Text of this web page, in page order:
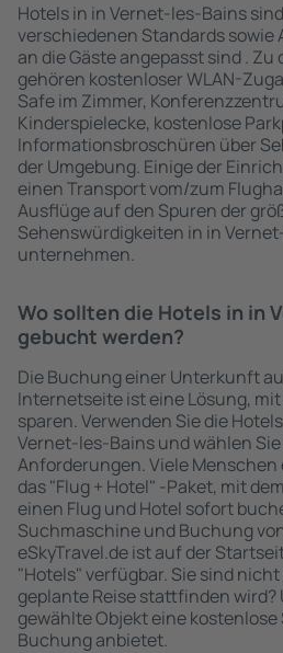
Hotels in in Vernet-les-Bains
verschiedenen Standards
an die Gäste angepasst sind .
gehören kostenloser WLAN-
Safe im Zimmer,
Kinderspielecke, kostenlose
Informationsbroschüren über
der Umgebung. Einige der
einen Transport vom/zum
Ausflüge auf den Spuren der
Sehenswürdigkeiten in in
unternehmen.
Wo sollten die Hotels in in
gebucht werden?
Die Buchung einer Unterkunft
Internetseite ist eine Lösung,
sparen. Verwenden Sie die
Vernet-les-Bains und wählen
Anforderungen. Viele
das "Flug + Hotel" -Paket, mit
einen Flug und Hotel sofort
Suchmaschine und Buchung
eSkyTravel.de ist auf der
"Hotels" verfügbar. Sie sind
geplante Reise stattfinden wird?
gewählte Objekt eine
Buchung anbietet.